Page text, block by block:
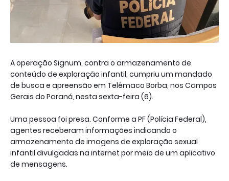
A operação Signum, contra o armazenamento de
conteúdo de exploração infantil, cumpriu um mandado
de busca e apreensão em Telêmaco Borba, nos Campos
Gerais do Paraná, nesta sexta-feira (6).
Uma pessoa foi presa. Conforme a PF (Polícia Federal),
agentes receberam informações indicando o
armazenamento de imagens de exploração sexual
infantil divulgadas na internet por meio de um aplicativo
de mensagens.